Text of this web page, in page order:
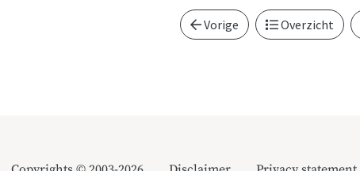
Vorige Overzicht